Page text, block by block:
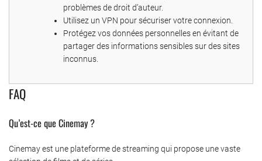
problèmes de droit d’auteur.
Utilisez un VPN pour sécuriser votre connexion.
Protégez vos données personnelles en évitant de
partager des informations sensibles sur des sites
inconnus.
FAQ
Qu’est-ce que Cinemay ?
Cinemay est une plateforme de streaming qui propose une vaste